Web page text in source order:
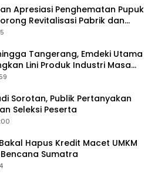
Apresiasi Penghematan Pupuk
Revitalisasi Pabrik dan
Pupuk
Tangerang, Emdeki Utama
Lini Produk Industri Masa
Sorotan, Publik Pertanyakan
Seleksi Peserta
Hapus Kredit Macet UMKM
Sumatra